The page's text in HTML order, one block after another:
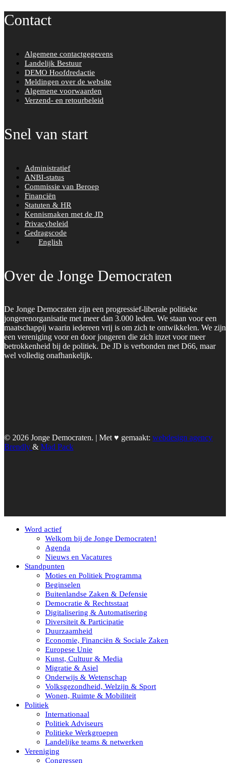
e t
Contact
Algemene contactgegevens
Landelijk Bestuur
DEMO Hoofdredactie
Meldingen over de website
Algemene voorwaarden
Verzend- en retourbeleid
Snel van start
Administratief
ANBI-status
Commissie van Beroep
Financiën
Statuten & HR
Kennismaken met de JD
Privacybeleid
Gedragscode
English
Over de Jonge Democraten
De Jonge Democraten zijn een progressief-liberale politieke
jongerenorganisatie met meer dan 3.000 leden. We staan voor een
maatschappij waarin iedereen vrij is om zich te ontwikkelen. We zijn
een vereniging voor en door jongeren die zich inzet voor meer
betrokkenheid bij de politiek. De JD is verbonden met D66, maar
wel volledig onafhankelijk.
© 2026 Jonge Democraten. | Met ♥︎ gemaakt: webdesign agency
Brendly & Mad Pack
Word actief
Welkom bij de Jonge Democraten!
Agenda
Nieuws en Vacatures
Standpunten
Moties en Politiek Programma
Beginselen
Buitenlandse Zaken & Defensie
Democratie & Rechtsstaat
Digitalisering & Automatisering
Diversiteit & Participatie
Duurzaamheid
Economie, Financiën & Sociale Zaken
Europese Unie
Kunst, Cultuur & Media
Migratie & Asiel
Onderwijs & Wetenschap
Volksgezondheid, Welzijn & Sport
Wonen, Ruimte & Mobiliteit
Politiek
Internationaal
Politiek Adviseurs
Politieke Werkgroepen
Landelijke teams & netwerken
Vereniging
Congressen